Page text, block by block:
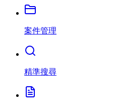
案件管理
精準搜尋